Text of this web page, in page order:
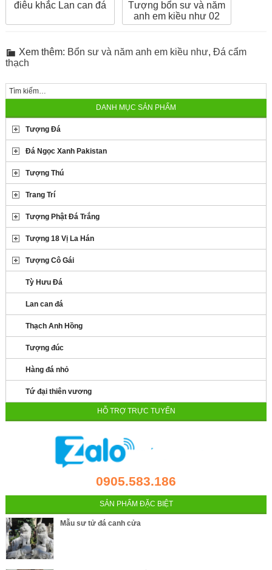
điêu khắc Lan can đá
Tượng bổn sư và năm
anh em kiều như 02
Xem thêm: Bổn sư và năm anh em kiều như, Đá cẩm
thạch
DANH MỤC SẢN PHẨM
Tượng Đá
Đá Ngọc Xanh Pakistan
Tượng Thú
Trang Trí
Tượng Phật Đá Trắng
Tượng 18 Vị La Hán
Tượng Cô Gái
Tỳ Hưu Đá
Lan can đá
Thạch Anh Hồng
Tượng đúc
Hàng đá nhỏ
Tứ đại thiên vương
HỖ TRỢ TRỰC TUYẾN
0905.583.186
SẢN PHẨM ĐẶC BIỆT
Mẫu sư tử đá canh cửa